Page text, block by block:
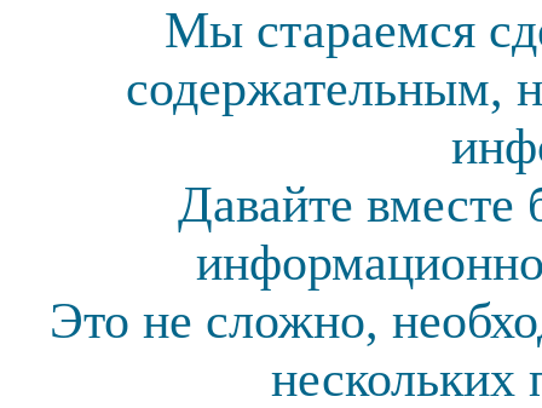
Мы стараемся
содержательным,
Давайте вместе
Это не сложно,
нескольких